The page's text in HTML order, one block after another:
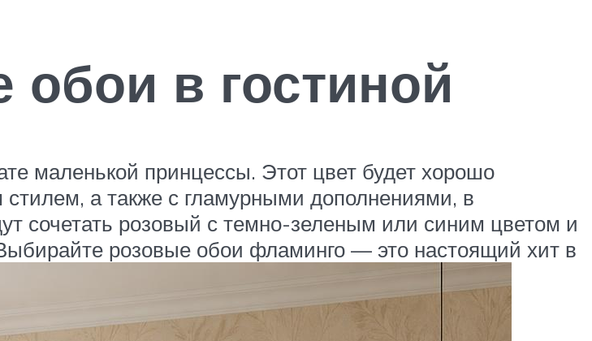
обои в гостиной
маленькой принцессы. Этот цвет будет хорошо
а также с гламурными дополнениями, в
сочетать розовый с темно-зеленым или синим цветом и
розовые обои фламинго — это настоящий хит в